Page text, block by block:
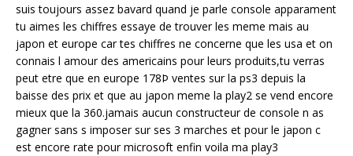
suis toujours assez bavard quand je parle console apparament
tu aimes les chiffres essaye de trouver les meme mais au
japon et europe car tes chiffres ne concerne que les usa et on
connais l amour des americains pour leurs produits,tu verras
peut etre que en europe 178Þ ventes sur la ps3 depuis la
baisse des prix et que au japon meme la play2 se vend encore
mieux que la 360.jamais aucun constructeur de console n as
gagner sans s imposer sur ses 3 marches et pour le japon c
est encore rate pour microsoft enfin voila ma play3